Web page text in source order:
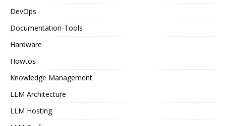
DevOps
Documentation-Tools
Hardware
Howtos
Knowledge Management
LLM Architecture
LLM Hosting